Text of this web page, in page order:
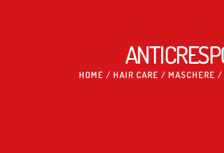
HOME / HAIR CARE / MASCHERE /